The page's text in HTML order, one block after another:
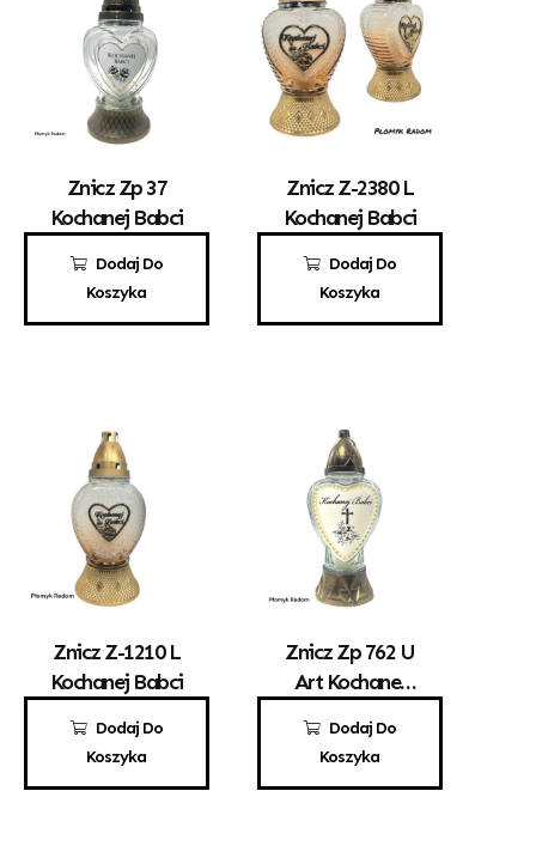
Dodaj Do
Koszyka
Znicz Zp 37
Kochanej Babci
9,50 zł
Dodaj Do
Koszyka
Znicz Z-2380 L
Kochanej Babci
23,50 zł
Dodaj Do
Koszyka
Znicz Z-1210 L
Kochanej Babci
14,50 zł
Dodaj Do
Koszyka
Znicz Zp 762 U
Art Kochanej
12,50 zł